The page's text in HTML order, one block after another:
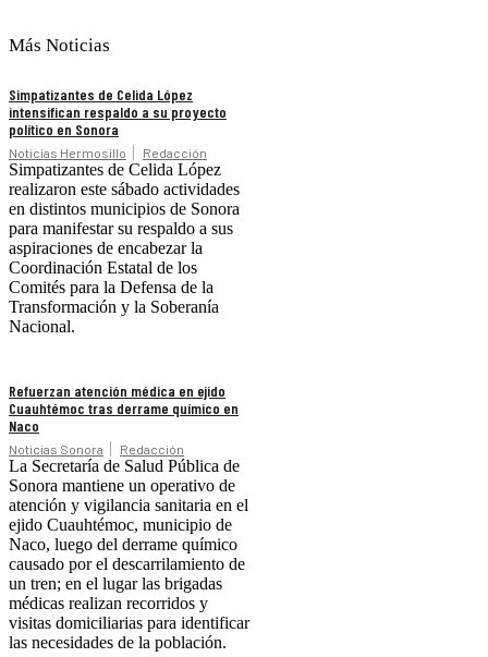
Más Noticias
Simpatizantes de Celida López
intensifican respaldo a su proyecto
político en Sonora
Noticias Hermosillo Redacción
Simpatizantes de Celida López
realizaron este sábado actividades
en distintos municipios de Sonora
para manifestar su respaldo a sus
aspiraciones de encabezar la
Coordinación Estatal de los
Comités para la Defensa de la
Transformación y la Soberanía
Nacional.
Refuerzan atención médica en ejido
Cuauhtémoc tras derrame químico en
Naco
Noticias Sonora Redacción
La Secretaría de Salud Pública de
Sonora mantiene un operativo de
atención y vigilancia sanitaria en el
ejido Cuauhtémoc, municipio de
Naco, luego del derrame químico
causado por el descarrilamiento de
un tren; en el lugar las brigadas
médicas realizan recorridos y
visitas domiciliarias para identificar
las necesidades de la población.